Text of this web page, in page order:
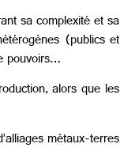
sa complexité et sa
(publics et
pouvoirs…
alors que les
métaux-terres